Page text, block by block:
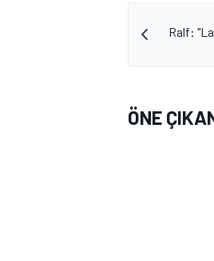
Ralf:
ÖNE